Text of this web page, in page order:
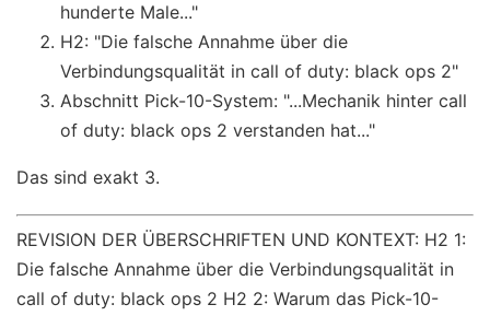
hunderte Male..."
H2: "Die falsche Annahme über die
Verbindungsqualität in call of duty: black ops 2"
Abschnitt Pick-10-System: "...Mechanik hinter call
of duty: black ops 2 verstanden hat..."
Das sind exakt 3.
REVISION DER ÜBERSCHRIFTEN UND KONTEXT: H2 1:
Die falsche Annahme über die Verbindungsqualität in
call of duty: black ops 2 H2 2: Warum das Pick-10-